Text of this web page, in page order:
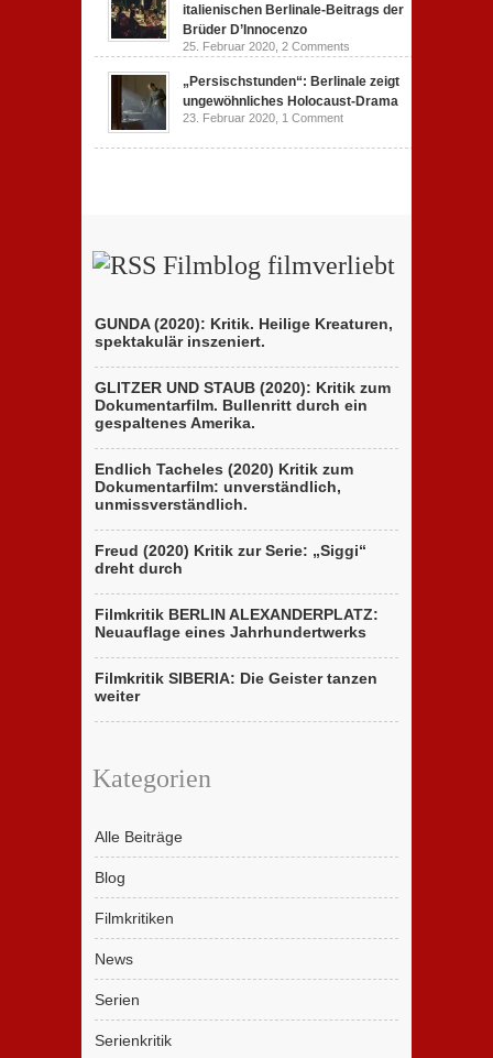
italienischen Berlinale-Beitrags der
Brüder D’Innocenzo
25. Februar 2020, 2 Comments
„Persischstunden“: Berlinale zeigt
ungewöhnliches Holocaust-Drama
23. Februar 2020, 1 Comment
Filmblog filmverliebt
GUNDA (2020): Kritik. Heilige Kreaturen,
spektakulär inszeniert.
GLITZER UND STAUB (2020): Kritik zum
Dokumentarfilm. Bullenritt durch ein
gespaltenes Amerika.
Endlich Tacheles (2020) Kritik zum
Dokumentarfilm: unverständlich,
unmissverständlich.
Freud (2020) Kritik zur Serie: „Siggi“
dreht durch
Filmkritik BERLIN ALEXANDERPLATZ:
Neuauflage eines Jahrhundertwerks
Filmkritik SIBERIA: Die Geister tanzen
weiter
Kategorien
Alle Beiträge
Blog
Filmkritiken
News
Serien
Serienkritik